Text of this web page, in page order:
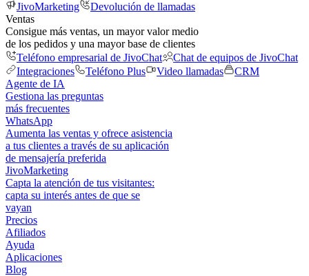
JivoMarketing
Devolución de llamadas
Ventas
Consigue más ventas, un mayor valor medio
de los pedidos y una mayor base de clientes
Teléfono empresarial de JivoChat
Chat de equipos de JivoChat
Integraciones
Teléfono Plus Video llamadas
CRM
Agente de IA
Gestiona las preguntas
más frecuentes
WhatsApp
Aumenta las ventas y ofrece asistencia
a tus clientes a través de su aplicación
de mensajería preferida
JivoMarketing
Capta la atención de tus visitantes:
capta su interés antes de que se
vayan
Precios
Afiliados
Ayuda
Aplicaciones
Blog